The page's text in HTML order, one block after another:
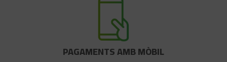
PAGAMENTS AMB MÒBIL